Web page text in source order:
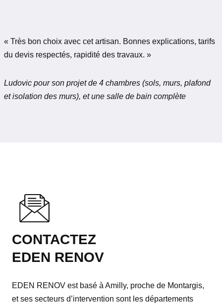
« Très bon choix avec cet artisan. Bonnes explications, tarifs
du devis respectés, rapidité des travaux. »
Ludovic pour son projet de 4 chambres (sols, murs, plafond
et isolation des murs), et une salle de bain complète
CONTACTEZ
EDEN RENOV
EDEN RENOV est basé à Amilly, proche de Montargis,
et ses secteurs d’intervention sont les départements